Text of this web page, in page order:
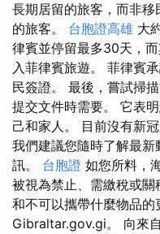
長期居留的旅客，而非
的旅客。 台胞證高雄 大
律賓並停留最多30天，
入菲律賓旅遊。 菲律賓
民簽證。 最後，嘗試掃
提交文件時需要。 它表
己和家人。 目前沒有新
我們建議您隨時了解最
訊。 台胞證 如您所料，
被視為禁止、需繳稅或
和不可以攜帶什麼物品的
Gibraltar.gov.gi。 向來